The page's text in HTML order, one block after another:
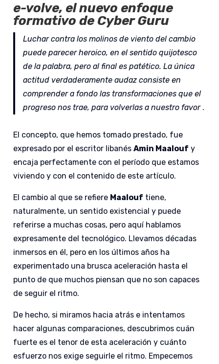
e-volve, el nuevo enfoque
formativo de Cyber Guru
Luchar contra los molinos de viento del cambio
puede parecer heroico, en el sentido quijotesco
de la palabra, pero al final es patético. La única
actitud verdaderamente audaz consiste en
comprender a fondo las transformaciones que el
progreso nos trae, para volverlas a nuestro favor .
El concepto, que hemos tomado prestado, fue
expresado por el escritor libanésAmin Maalouf y
encaja perfectamente con el período que estamos
viviendo y con el contenido de este artículo.
El cambio al que se refiere Maalouf tiene,
naturalmente, un sentido existencial y puede
referirse a muchas cosas, pero aquí hablamos
expresamente del tecnológico. Llevamos décadas
inmersos en él, pero en los últimos años ha
experimentado una brusca aceleración hasta el
punto de que muchos piensan que no son capaces
de seguir el ritmo.
De hecho, si miramos hacia atrás e intentamos
hacer algunas comparaciones, descubrimos cuán
fuerte es el tenor de esta aceleración y cuánto
esfuerzo nos exige seguirle el ritmo. Empecemos